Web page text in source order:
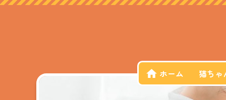
ホーム 猫ちゃ